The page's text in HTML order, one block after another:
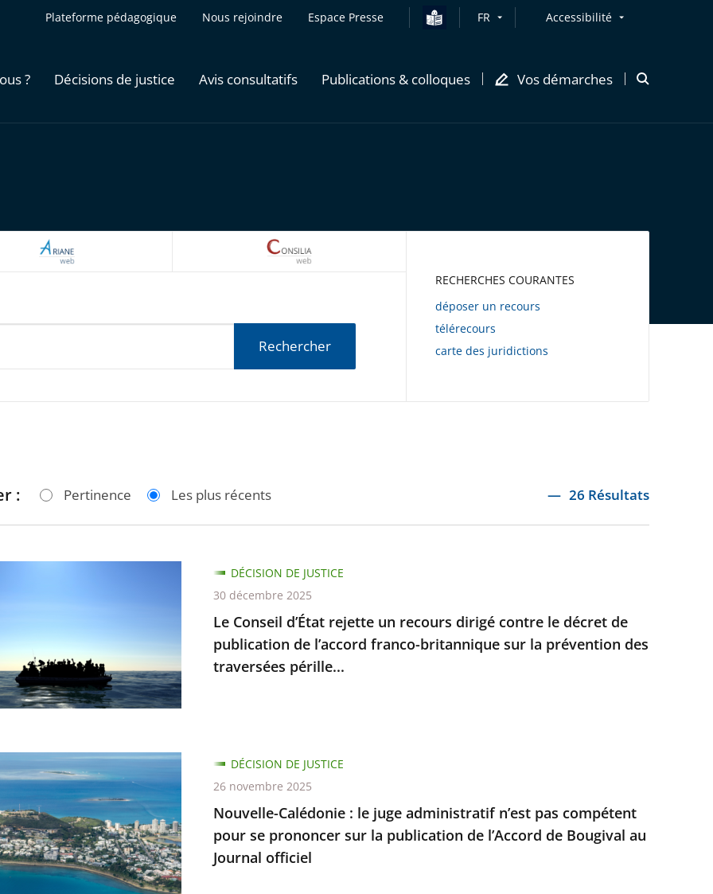
Plateforme pédagogique Nous rejoindre Espace Presse FR Accessibilité
? Décisions de justice Avis consultatifs Publications & colloques Vos démarches
Ouvrir
ARIANEWEB
Rechercher
RECHERCHES COURANTES
déposer un recours
télérecours
carte des juridictions
: Pertinence Les plus récents 26 Résultats
Le Conseil d’État rejette un recours dirigé contre le décret de
publication de l’accord franco-britannique sur la prévention des
traversées pérille...
DÉCISION DE JUSTICE
30 décembre 2025
Nouvelle-Calédonie : le juge administratif n’est pas compétent
pour se prononcer sur la publication de l’Accord de Bougival au
Journal officiel
DÉCISION DE JUSTICE
26 novembre 2025